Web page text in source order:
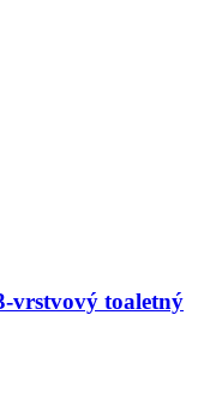
vrstvový toaletný